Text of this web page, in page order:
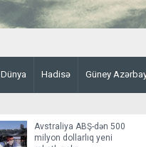
Dünya Hadisə Güney
Avstraliya ABŞ-dən 500
milyon dollarlıq yeni